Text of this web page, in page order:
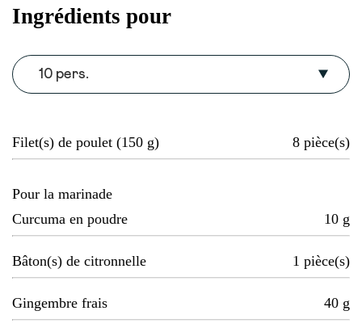
Ingrédients pour
10 pers.
Filet(s) de poulet (150 g) 8 pièce(s)
Pour la marinade
Curcuma en poudre
10 g
Bâton(s) de citronnelle 1 pièce(s)
Gingembre frais 40 g